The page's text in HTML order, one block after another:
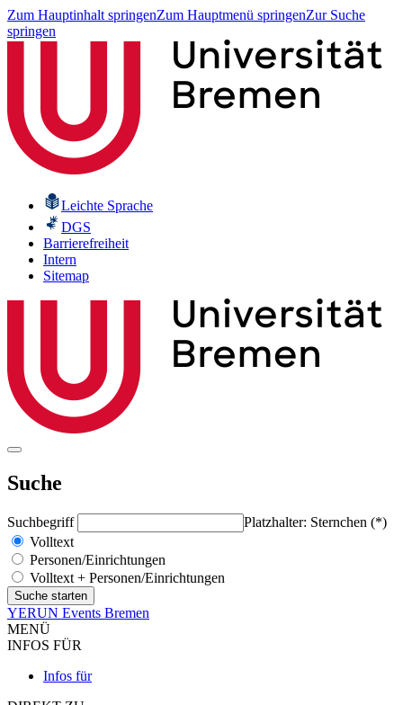
Zum Hauptinhalt springenZum Hauptmenü springenZur Suche
springen
Leichte Sprache
DGS
Barrierefreiheit
Intern
Sitemap
Suche
Suchbegriff
Platzhalter: Sternchen (*)
Volltext
Personen/Einrichtungen
Volltext + Personen/Einrichtungen
YERUN Events Bremen
MENÜ
INFOS FÜR
Infos für